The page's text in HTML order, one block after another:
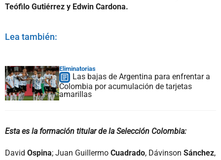
Teófilo Gutiérrez y Edwin Cardona.
Lea también:
Eliminatorias
Las bajas de Argentina para enfrentar a
Colombia por acumulación de tarjetas
amarillas
Esta es la formación titular de la Selección Colombia:
David Ospina; Juan Guillermo Cuadrado, Dávinson Sánchez,